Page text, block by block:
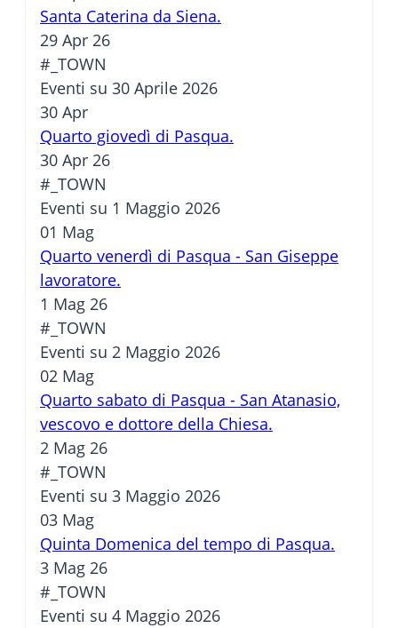
Santa Caterina da Siena.
29 Apr 26
#_TOWN
Eventi su 30 Aprile 2026
30 Apr
Quarto giovedì di Pasqua.
30 Apr 26
#_TOWN
Eventi su 1 Maggio 2026
01 Mag
Quarto venerdì di Pasqua - San Giseppe
lavoratore.
1 Mag 26
#_TOWN
Eventi su 2 Maggio 2026
02 Mag
Quarto sabato di Pasqua - San Atanasio,
vescovo e dottore della Chiesa.
2 Mag 26
#_TOWN
Eventi su 3 Maggio 2026
03 Mag
Quinta Domenica del tempo di Pasqua.
3 Mag 26
#_TOWN
Eventi su 4 Maggio 2026